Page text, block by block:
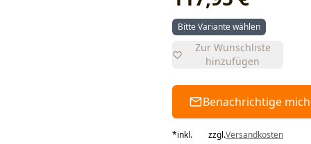
Bitte Variante wählen
Zur Wunschliste
hinzufügen
Benachrichtige mich
*inkl.
zzgl.Versandkosten